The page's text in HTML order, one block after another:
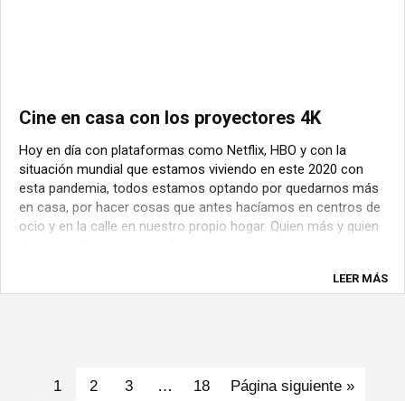
Cine en casa con los proyectores 4K
Hoy en día con plataformas como Netflix, HBO y con la
situación mundial que estamos viviendo en este 2020 con
esta pandemia, todos estamos optando por quedarnos más
en casa, por hacer cosas que antes hacíamos en centros de
ocio y en la calle en nuestro propio hogar. Quien más y quien
LEER MÁS
1 2 3 18 Página siguiente »